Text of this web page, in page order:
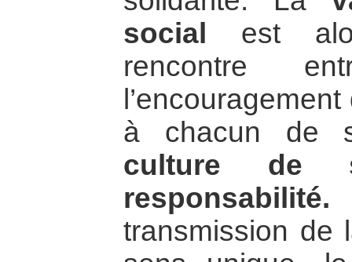
social
est
rencontre
à chacun de
culture de
responsabilité.
transmission de